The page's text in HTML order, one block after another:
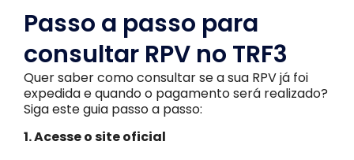
Passo a passo para
consultar RPV no TRF3
Quer saber como consultar se a sua RPV já foi
expedida e quando o pagamento será realizado?
Siga este guia passo a passo:
1. Acesse o site oficial